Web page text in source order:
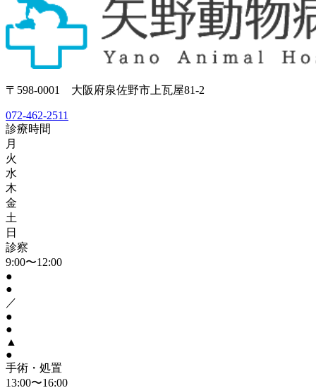
〒598-0001 大阪府泉佐野市上瓦屋81-2
072-462-2511
診療時間
月
火
水
木
金
土
日
診察
9:00〜12:00
●
●
／
●
●
▲
●
手術・処置
13:00〜16:00